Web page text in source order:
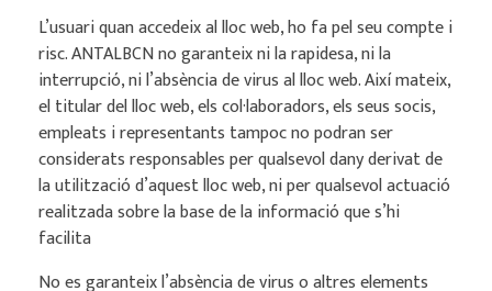
L’usuari quan accedeix al lloc web, ho fa pel seu compte i
risc. ANTALBCN no garanteix ni la rapidesa, ni la
interrupció, ni l’absència de virus al lloc web. Així mateix,
el titular del lloc web, els col·laboradors, els seus socis,
empleats i representants tampoc no podran ser
considerats responsables per qualsevol dany derivat de
la utilització d’aquest lloc web, ni per qualsevol actuació
realitzada sobre la base de la informació que s’hi
facilita
No es garanteix l’absència de virus o altres elements